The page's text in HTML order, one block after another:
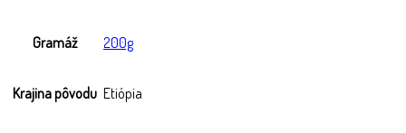
Gramáž 200g
Krajina pôvodu Etiópia